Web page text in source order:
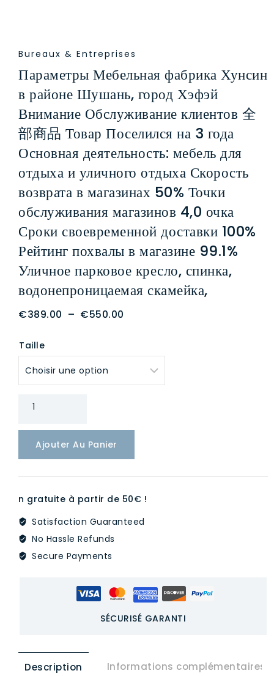
Bureaux & Entreprises
Параметры Мебельная фабрика Хунсин
в районе Шушань, город Хэфэй
Внимание Обслуживание клиентов 全
部商品 Товар Поселился на 3 года
Основная деятельность: мебель для
отдыха и уличного отдыха Скорость
возврата в магазинах 50% Точки
обслуживания магазинов 4,0 очка
Сроки своевременной доставки 100%
Рейтинг похвалы в магазине 99.1%
Уличное парковое кресло, спинка,
водонепроницаемая скамейка,
€389.00 – €550.00
€389.00
à
Taille
quantité
Параметры
Мебельная
фабрика
Хунсин
районе
Шушань,
город
Хэфэй
Обслуживание
品
Ajouter Au Panier
n gratuite à partir de 50€ !
Satisfaction Guaranteed
No Hassle Refunds
Secure Payments
SÉCURISÉ GARANTI
Description Informations complémentaires